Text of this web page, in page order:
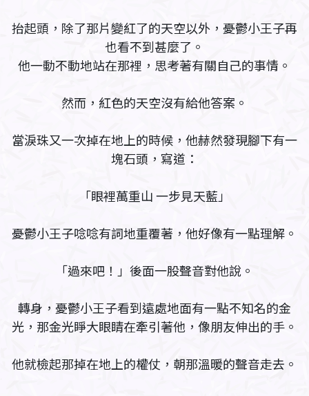
抬起頭，除了那片變紅了的天空以外，憂鬱小王子再
也看不到甚麼了。
他一動不動地站在那裡，思考著有關自己的事情。
然而，紅色的天空沒有給他答案。
當淚珠又一次掉在地上的時候，他赫然發現腳下有一
塊石頭，寫道：
「眼裡萬重山 一步見天藍」
憂鬱小王子唸唸有詞地重覆著，他好像有一點理解。
「過來吧！」後面一股聲音對他說。
轉身，憂鬱小王子看到遠處地面有一點不知名的金
光，那金光睜大眼睛在牽引著他，像朋友伸出的手。
他就檢起那掉在地上的權仗，朝那溫暖的聲音走去。